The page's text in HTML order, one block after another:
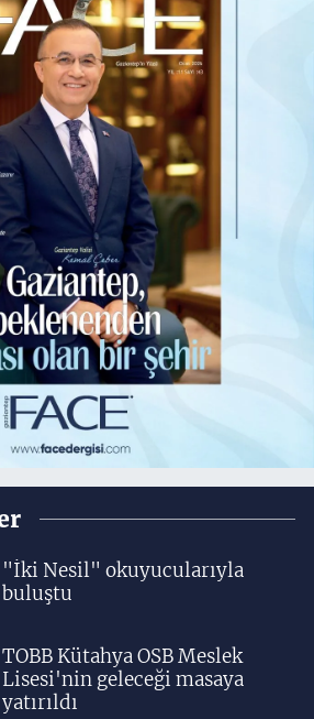
"İki Nesil" okuyucularıyla
buluştu
TOBB Kütahya OSB Meslek
Lisesi'nin geleceği masaya
yatırıldı